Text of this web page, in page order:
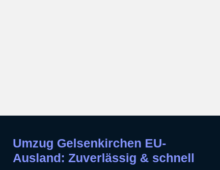
Umzug Gelsenkirchen EU-
Ausland: Zuverlässig & schnell